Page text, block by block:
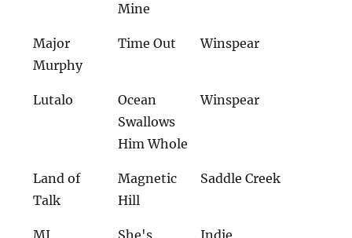
Mine
Major
Murphy
Time Out Winspear
Lutalo
Ocean
Swallows
Him Whole
Winspear
Land of
Talk
Magnetic
Hill
Saddle Creek